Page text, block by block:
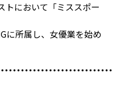
トにおいて「ミススポー
に所属し、女優業を始め